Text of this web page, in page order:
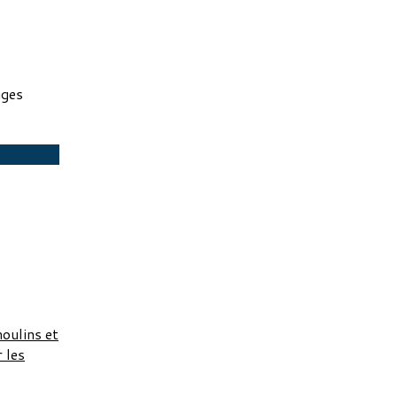
et
les